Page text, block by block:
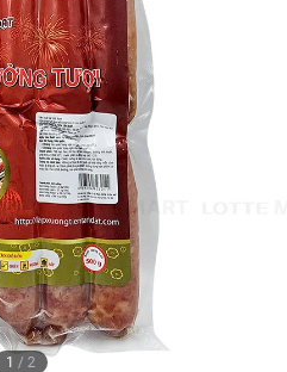
1 / 2